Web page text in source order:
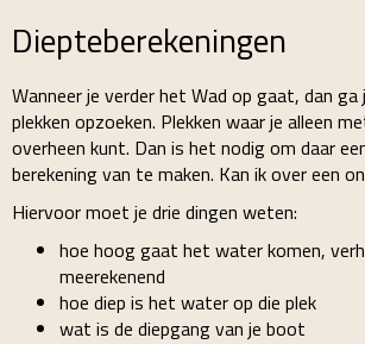
Diepteberekeningen
Wanneer je verder het Wad op gaat, dan
plekken opzoeken. Plekken waar je alleen
overheen kunt. Dan is het nodig om daar
berekening van te maken. Kan ik over een
Hiervoor moet je drie dingen weten:
hoe hoog gaat het water komen,
meerekenend
hoe diep is het water op die plek
wat is de diepgang van je boot